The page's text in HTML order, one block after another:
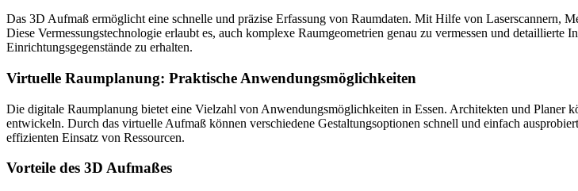
Das 3D Aufmaß ermöglicht eine schnelle und präzise Erfassung von Raumdaten. Mit Hilfe von Laserscannern,
Diese Vermessungstechnologie erlaubt es, auch komplexe Raumgeometrien genau zu vermessen und
Einrichtungsgegenstände zu erhalten.
Virtuelle Raumplanung: Praktische Anwendungsmöglichkeiten
Die digitale Raumplanung bietet eine Vielzahl von Anwendungsmöglichkeiten in Essen. Architekten und Planer
entwickeln. Durch das virtuelle Aufmaß können verschiedene Gestaltungsoptionen schnell und einfach
effizienten Einsatz von Ressourcen.
Vorteile des 3D Aufmaßes